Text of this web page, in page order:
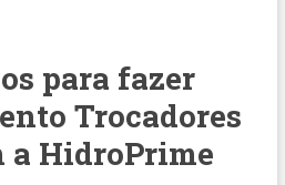
para fazer
Trocadores
a HidroPrime